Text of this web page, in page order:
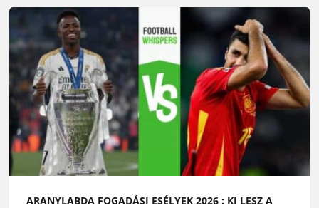
ARANYLABDA FOGADÁSI ESÉLYEK 2026 : KI LESZ A